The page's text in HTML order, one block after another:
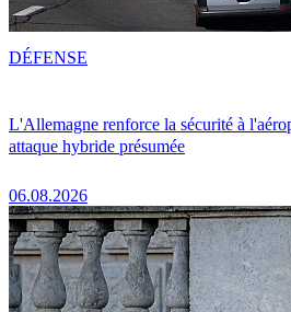
L'Allemagne renforce la sécurité à
attaque hybride présumée
06.08.2026
DÉFENSE